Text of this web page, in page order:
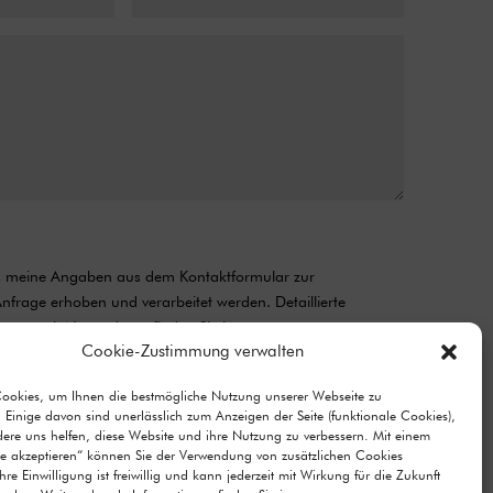
Cookie-Zustimmung verwalten
um Ihnen die bestmögliche Nutzung unserer Webseite zu
davon sind unerlässlich zum Anzeigen der Seite (funktionale Cookies),
uns helfen, diese Website und ihre Nutzung zu verbessern. Mit einem
akzeptieren“ können Sie der Verwendung von zusätzlichen Cookies
Einwilligung ist freiwillig und kann jederzeit mit Wirkung für die Zukunft
meine Angaben aus dem Kontaktformular zur
erhoben und verarbeitet werden. Detaillierte
mit Nutzerdaten finden Sie in unserer
3 + 1= Senden